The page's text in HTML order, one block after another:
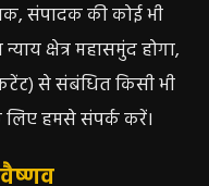
संपादक की कोई भी
क्षेत्र महासमुंद होगा,
से संबंधित किसी भी
हमसे संपर्क करें।